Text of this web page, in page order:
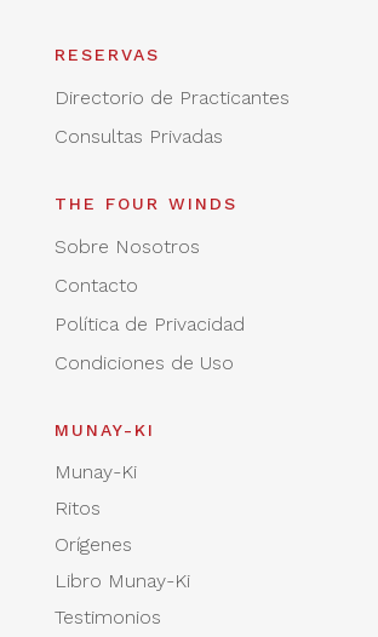
RESERVAS
Directorio de Practicantes
Consultas Privadas
THE FOUR WINDS
Sobre Nosotros
Contacto
Política de Privacidad
Condiciones de Uso
MUNAY-KI
Munay-Ki
Ritos
Orígenes
Libro Munay-Ki
Testimonios